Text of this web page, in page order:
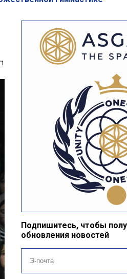
Подпишитесь, чтобы
обновления новостей